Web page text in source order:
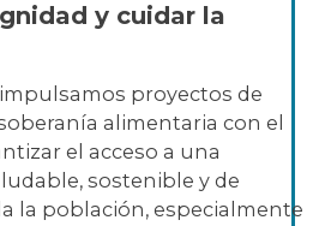
y cuidar la
proyectos de
alimentaria con el
el acceso a una
sostenible y de
la población, especialmente